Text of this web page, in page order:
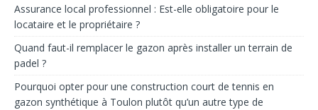
Assurance local professionnel : Est-elle obligatoire pour le
locataire et le propriétaire ?
Quand faut-il remplacer le gazon après installer un terrain de
padel ?
Pourquoi opter pour une construction court de tennis en
gazon synthétique à Toulon plutôt qu’un autre type de